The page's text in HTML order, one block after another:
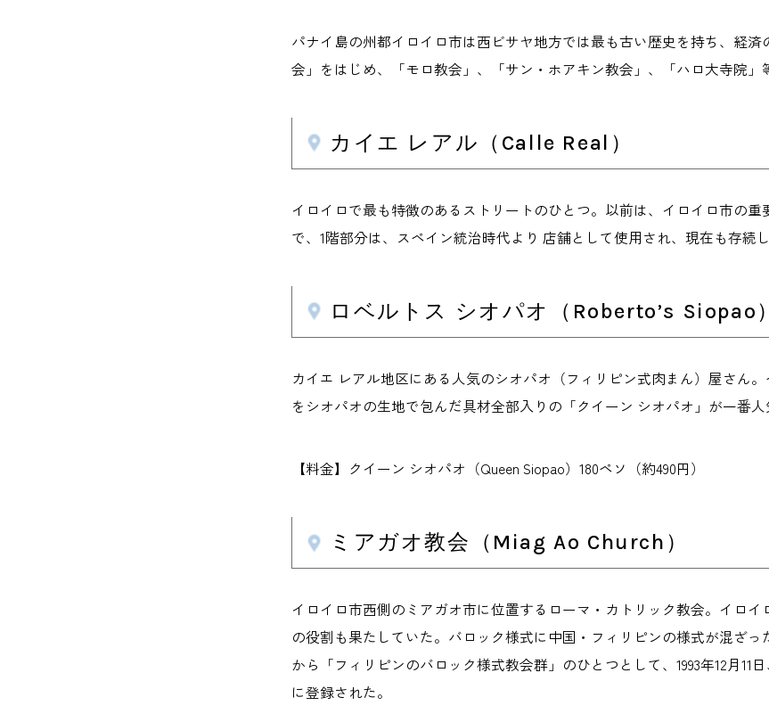
パナイ島の州都イロイロ市は西ビサヤ地方では最も古い歴史を持ち、経
会」をはじめ、「モロ教会」、「サン・ホアキン教会」、「ハロ大寺院
カイエ レアル（Calle Real）
イロイロで最も特徴のあるストリートのひとつ。以前は、イロイロ市の重
で、1階部分は、スペイン統治時代より 店舗として使用され、現在も存続し
ロベルトス シオパオ（Roberto’s Siopao）
カイエ レアル地区にある人気のシオパオ（フィリピン式肉まん）屋さん
をシオパオの生地で包んだ具材全部入りの「クイーン シオパオ」が一番人
【料金】クイーン シオパオ（Queen Siopao）180ペソ（約490円）
ミアガオ教会（Miag Ao Church）
イロイロ市西側のミアガオ市に位置するローマ・カトリック教会。イロイ
の役割も果たしていた。バロック様式に中国・フィリピンの様式が混ざ
から「フィリピンのバロック様式教会群」のひとつとして、1993年12月
に登録された。